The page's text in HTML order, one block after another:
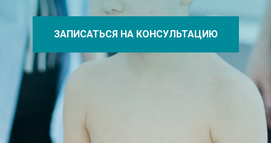
ЗАПИСАТЬСЯ НА КОНСУЛЬТАЦИЮ